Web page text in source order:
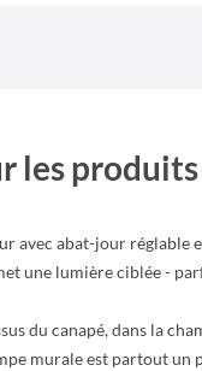
les produits
avec abat-jour réglable
une lumière ciblée -
du canapé, dans la
murale est partout